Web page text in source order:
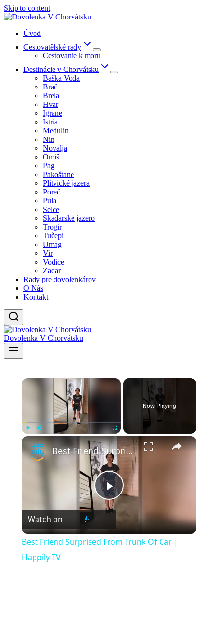
Skip to content
Úvod
Cestovatělské rady
Cestovanie k moru
Destinácie v Chorvátsku
Baška Voda
Brač
Brela
Hvar
Igrane
Istria
Medulin
Nin
Novalja
Omiš
Pag
Pakoštane
Plitvické jazera
Poreč
Pula
Selce
Skadarské jazero
Trogir
Tučepi
Umag
Vir
Vodice
Zadar
Rady pre dovolenkárov
O Nás
Kontakt
Dovolenka V Chorvátsku
×
Now Playing
×
Play
Video
Best Friend Surprised From Trunk Of Car | Happily TV
Watch on
Best Friend Surprised From Trunk Of Car |
Happily TV